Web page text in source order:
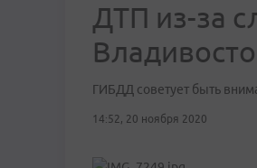
ДТП из-за
ГИБДД советует быть
14:52, 20 ноября 2020